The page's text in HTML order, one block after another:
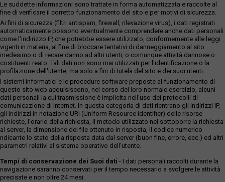
Le suddette informazioni sono trattate in forma automatizzata e raccolte al
fine di verificare il corretto funzionamento del sito e per motivi di sicurezza.
Ai fini di sicurezza (filtri antispam, firewall, rilevazione virus), i dati registrati
automaticamente possono eventualmente comprendere anche dati personali
come l'indirizzo IP, che potrebbe essere utilizzato, conformemente alle leggi
vigenti in materia, al fine di bloccare tentativi di danneggiamento al sito
medesimo o di recare danno ad altri utenti, o comunque attività dannose o
costituenti reato. Tali dati non sono mai utilizzati per l'identificazione o la
profilazione dell'utente, ma solo a fini di tutela del sito e dei suoi utenti.
I sistemi informatici e le procedure software preposte al funzionamento di
questo sito web acquisiscono, nel corso del loro normale esercizio, alcuni
dati personali la cui trasmissione è implicita nell'uso dei protocolli di
comunicazione di Internet. In questa categoria di dati rientrano gli indirizzi IP,
gli indirizzi in notazione URI (Uniform Resource Identifier) delle risorse
richieste, l'orario della richiesta, il metodo utilizzato nel sottoporre la richiesta
al server, la dimensione del file ottenuto in risposta, il codice numerico
ndicante lo stato della risposta data dal server (buon fine, errore, ecc.) ed altri
parametri relativi al sistema operativo dell'utente.
Tempi di conservazione dei Suoi dati - I dati personali raccolti durante la
navigazione saranno conservati per il tempo necessario a svolgere le attività
precisate e non oltre 24 mesi.